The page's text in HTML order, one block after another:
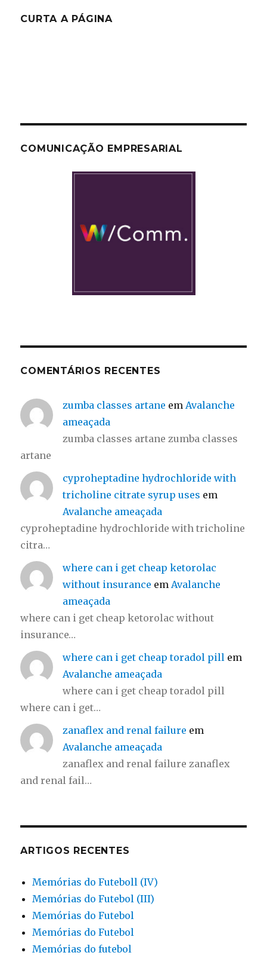
CURTA A PÁGINA
COMUNICAÇÃO EMPRESARIAL
COMENTÁRIOS RECENTES
zumba classes artane em Avalanche
ameaçada
zumba classes artane zumba classes
artane
cyproheptadine hydrochloride with
tricholine citrate syrup uses em
Avalanche ameaçada
cyproheptadine hydrochloride with tricholine
citra…
where can i get cheap ketorolac
without insurance em Avalanche
ameaçada
where can i get cheap ketorolac without
insurance…
where can i get cheap toradol pill em
Avalanche ameaçada
where can i get cheap toradol pill
where can i get…
zanaflex and renal failure em
Avalanche ameaçada
zanaflex and renal failure zanaflex
and renal fail…
ARTIGOS RECENTES
Memórias do Futeboll (IV)
Memórias do Futebol (III)
Memórias do Futebol
Memórias do Futebol
Memórias do futebol